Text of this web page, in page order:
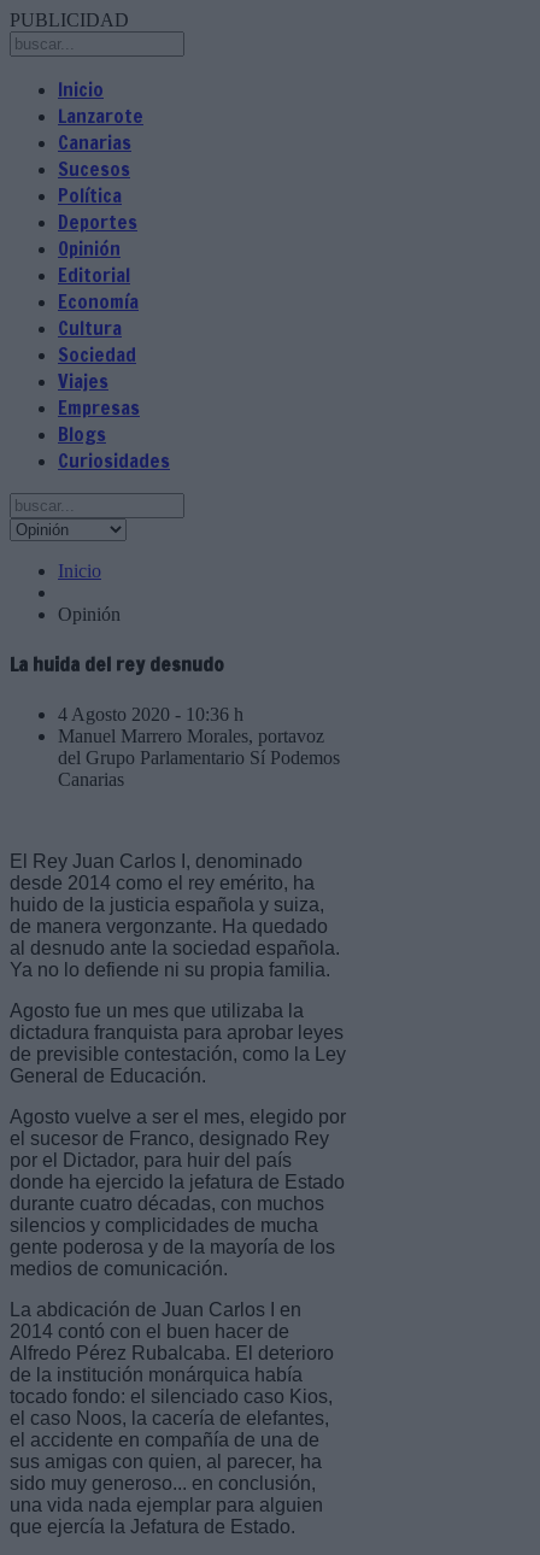
PUBLICIDAD
Inicio
Lanzarote
Canarias
Sucesos
Política
Deportes
Opinión
Editorial
Economía
Cultura
Sociedad
Viajes
Empresas
Blogs
Curiosidades
Inicio
Opinión
La huida del rey desnudo
4 Agosto 2020 - 10:36 h
Manuel Marrero Morales, portavoz
del Grupo Parlamentario Sí Podemos
Canarias
El Rey Juan Carlos I, denominado
desde 2014 como el rey emérito, ha
huido de la justicia española y suiza,
de manera vergonzante. Ha quedado
al desnudo ante la sociedad española.
Ya no lo defiende ni su propia familia.
Agosto fue un mes que utilizaba la
dictadura franquista para aprobar leyes
de previsible contestación, como la Ley
General de Educación.
Agosto vuelve a ser el mes, elegido por
el sucesor de Franco, designado Rey
por el Dictador, para huir del país
donde ha ejercido la jefatura de Estado
durante cuatro décadas, con muchos
silencios y complicidades de mucha
gente poderosa y de la mayoría de los
medios de comunicación.
La abdicación de Juan Carlos I en
2014 contó con el buen hacer de
Alfredo Pérez Rubalcaba. El deterioro
de la institución monárquica había
tocado fondo: el silenciado caso Kios,
el caso Noos, la cacería de elefantes,
el accidente en compañía de una de
sus amigas con quien, al parecer, ha
sido muy generoso... en conclusión,
una vida nada ejemplar para alguien
que ejercía la Jefatura de Estado.